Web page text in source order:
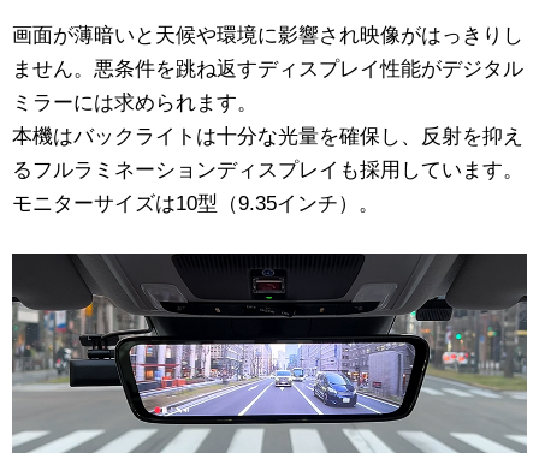
画面が薄暗いと天候や環境に影響され映像がはっきりし
ません。悪条件を跳ね返すディスプレイ性能がデジタル
ミラーには求められます。
本機はバックライトは十分な光量を確保し、反射を抑え
るフルラミネーションディスプレイも採用しています。
モニターサイズは10型（9.35インチ）。